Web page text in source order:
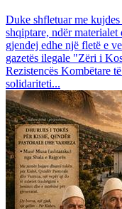
Duke shfletuar me
shqiptare, ndër
gjendej edhe një fletë e
gazetës ilegale "Zëri i
Rezistencës Kombëtare
solidariteti...